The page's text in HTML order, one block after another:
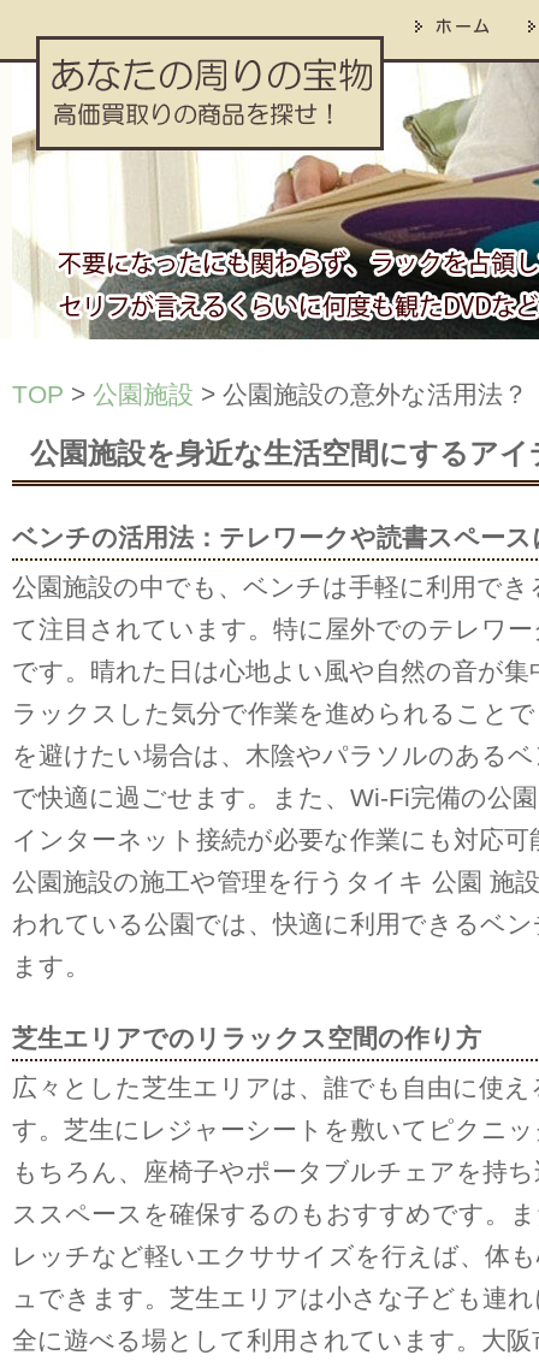
TOP > 公園施設 > 公園施設の意外な活用法？
公園施設を身近な生活空間にするアイ
ベンチの活用法：テレワークや読書スペース
公園施設の中でも、ベンチは手軽に利用で
て注目されています。特に屋外でのテレワ
です。晴れた日は心地よい風や自然の音が集
ラックスした気分で作業を進められること
を避けたい場合は、木陰やパラソルのある
で快適に過ごせます。また、Wi-Fi完備の公
インターネット接続が必要な作業にも対応可
公園施設の施工や管理を行うタイキ 公園 施
われている公園では、快適に利用できるベ
ます。
芝生エリアでのリラックス空間の作り方
広々とした芝生エリアは、誰でも自由に使
す。芝生にレジャーシートを敷いてピクニ
もちろん、座椅子やポータブルチェアを持
ススペースを確保するのもおすすめです。
レッチなど軽いエクササイズを行えば、体
ュできます。芝生エリアは小さな子ども連
全に遊べる場として利用されています。大阪